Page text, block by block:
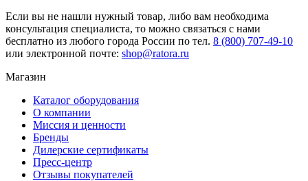
Если вы не нашли нужный товар, либо вам необходима
консультация специалиста, то можно связаться с нами
бесплатно из любого города России по тел. 8 (800) 707-49-10
или электронной почте: shop@ratora.ru
Магазин
Каталог оборудования
О компании
Миссия и ценности
Бренды
Дилерские сертификаты
Пресс-центр
Отзывы покупателей